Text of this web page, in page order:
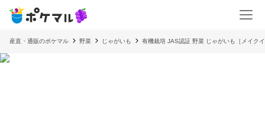
産直・通販のポケマル 野菜 じゃがいも 有機栽培 JAS認証 野菜 じゃがいも［メイク